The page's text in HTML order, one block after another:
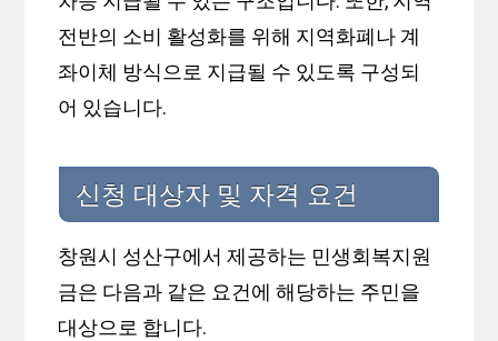
전반의 소비 활성화를 위해 지역화폐나 계
좌이체 방식으로 지급될 수 있도록 구성되
어 있습니다.
신청 대상자 및 자격 요건
창원시 성산구에서 제공하는 민생회복지원
금은 다음과 같은 요건에 해당하는 주민을
대상으로 합니다.